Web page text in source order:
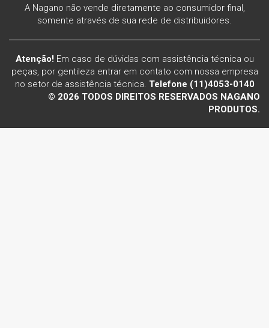
A Nagano não vende diretamente ao consumidor final,
somente através de sua rede de distribuidores.
Atenção! Em caso de dúvidas com assistência técnica ou
peças, por gentileza entrar em contato com nossa empresa
no setor de assistência técnica. Telefone (11)4053-0140
© 2026 TODOS DIREITOS RESERVADOS NAGANO
PRODUTOS.